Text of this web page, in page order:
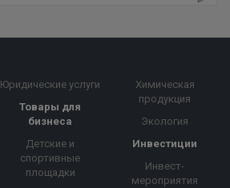
Юридические услуги
Товары для
бизнеса
Детские и
спортивные
площадки
Химическая
продукция
Экология
Инвестиции
Инвест-
мероприятия